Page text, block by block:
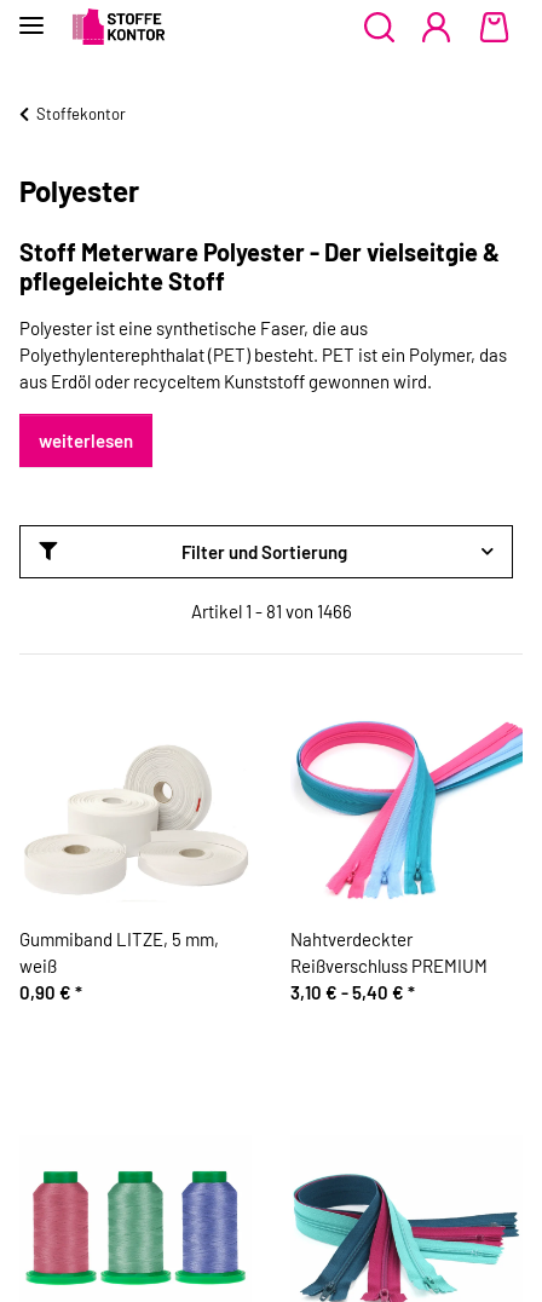
Stoffekontor
Polyester
Stoff Meterware Polyester - Der vielseitgie &
pflegeleichte Stoff
Polyester ist eine synthetische Faser, die aus
Polyethylenterephthalat (PET) besteht. PET ist ein Polymer, das
aus Erdöl oder recyceltem Kunststoff gewonnen wird.
weiterlesen
Filter und Sortierung
Artikel 1 - 81 von 1466
Gummiband LITZE, 5 mm,
weiß
0,90 € *
Nahtverdeckter
Reißverschluss PREMIUM
3,10 € -5,40 € *